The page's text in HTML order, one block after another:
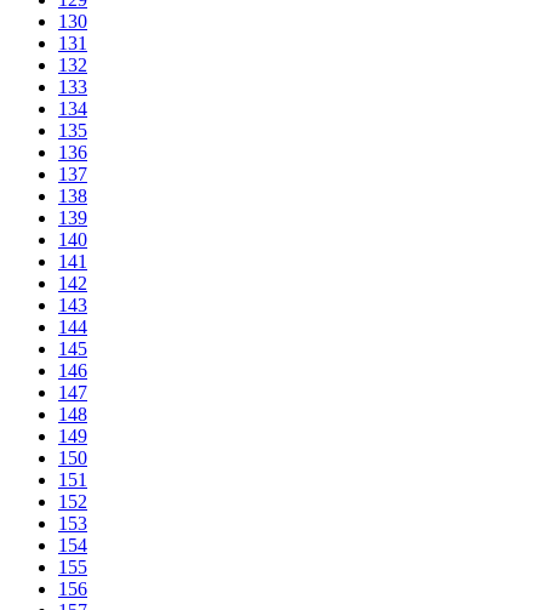
130
131
132
133
134
135
136
137
138
139
140
141
142
143
144
145
146
147
148
149
150
151
152
153
154
155
156